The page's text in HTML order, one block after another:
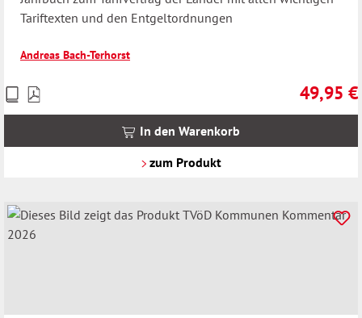
Tariftexten und den Entgeltordnungen
Andreas Bach-Terhorst
49,95 €
Preise
inkl.
In den Warenkorb
zum Produkt